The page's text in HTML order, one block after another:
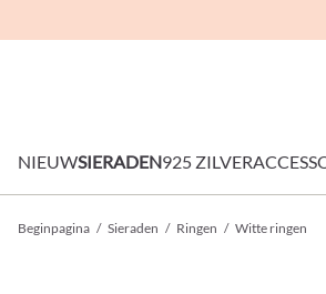
NIEUWSIERADEN925 ZILVER
Beginpagina / Sieraden / Ringen / Witte ringen